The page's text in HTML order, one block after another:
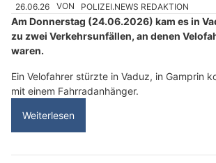
26.06.26 VON POLIZEI.NEWS REDAKTION
Am Donnerstag (24.06.2026) kam es in
zu zwei Verkehrsunfällen, an denen
waren.
Ein Velofahrer stürzte in Vaduz, in Gamprin
mit einem Fahrradanhänger.
Weiterlesen